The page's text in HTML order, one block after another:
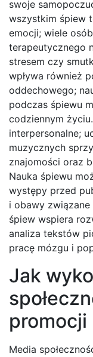
swoje
wszystkim śpiew
emocji; wiele
terapeutycznego
stresem czy
wpływa również
oddechowego;
podczas śpiewu
codziennym
interpersonalne;
muzycznych
znajomości oraz
Nauka śpiewu
występy przed
i obawy
śpiew wspiera
analiza tekstów
pracę mózgu i
Jak
Media